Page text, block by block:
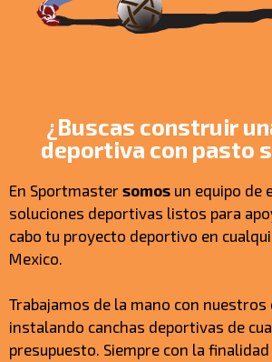
¿Buscas construir
deportiva con pasto
En Sportmaster somos un equipo de
soluciones deportivas listos para
cabo tu proyecto deportivo en
Mexico.
Trabajamos de la mano con nuestros
instalando canchas deportivas de
presupuesto. Siempre con la